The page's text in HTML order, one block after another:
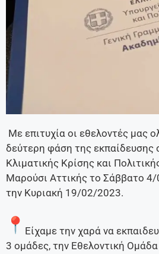
Με επιτυχία οι εθελοντές μας
δεύτερη φάση της εκπαίδευσης
Κλιματικής Κρίσης και
Μαρούσι Αττικής το Σάββατο
την Κυριακή 19/02/2023.
Είχαμε την χαρά να
3 ομάδες, την Εθελοντική